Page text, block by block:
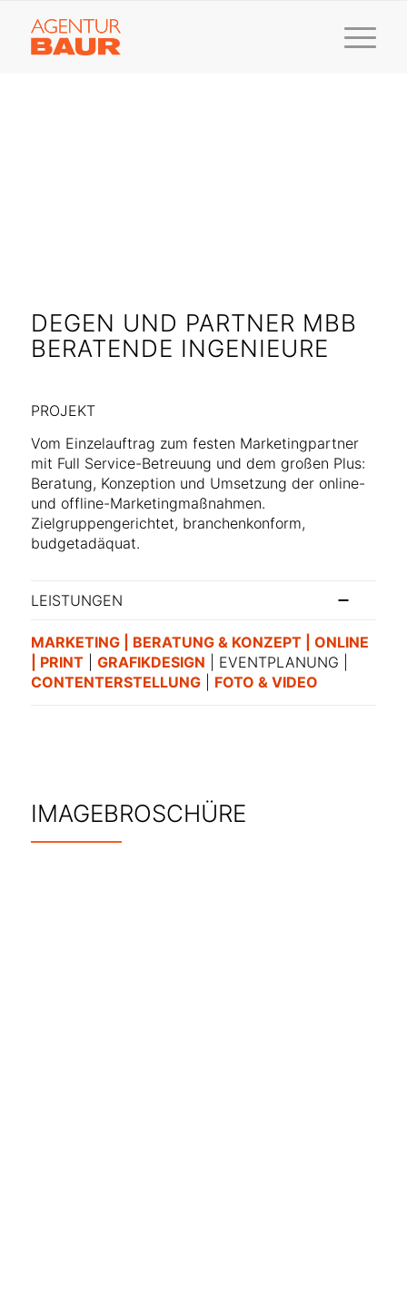
DEGEN UND PARTNER MBB
BERATENDE INGENIEURE
PROJEKT
Vom Einzelauftrag zum festen Marketingpartner
mit Full Service-Betreuung und dem großen Plus:
Beratung, Konzeption und Umsetzung der online-
und offline-Marketingmaßnahmen.
Zielgruppengerichtet, branchenkonform,
budgetadäquat.
LEISTUNGEN
MARKETING | BERATUNG & KONZEPT | ONLINE
| PRINT| GRAFIKDESIGN | EVENTPLANUNG |
CONTENTERSTELLUNG| FOTO & VIDEO
IMAGEBROSCHÜRE